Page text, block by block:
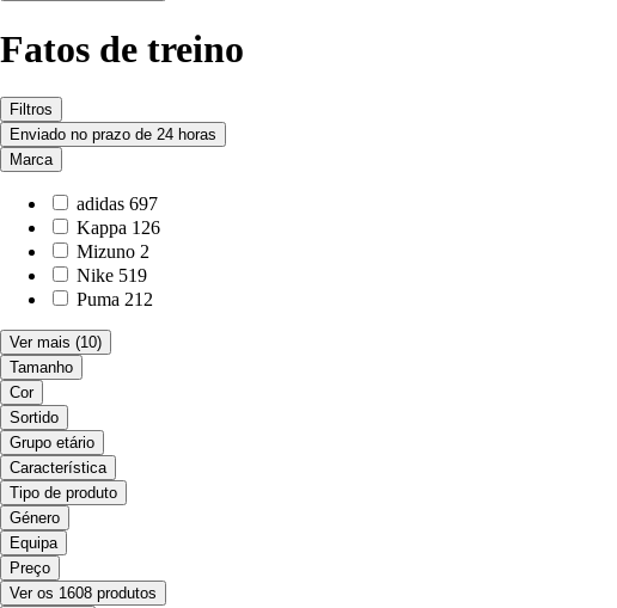
Fatos de treino
Filtros
Enviado no prazo de 24 horas
Marca
adidas 697
Kappa 126
Mizuno 2
Nike 519
Puma 212
Ver mais (10)
Tamanho
Cor
Sortido
Grupo etário
Característica
Tipo de produto
Género
Equipa
Preço
Ver os 1608 produtos